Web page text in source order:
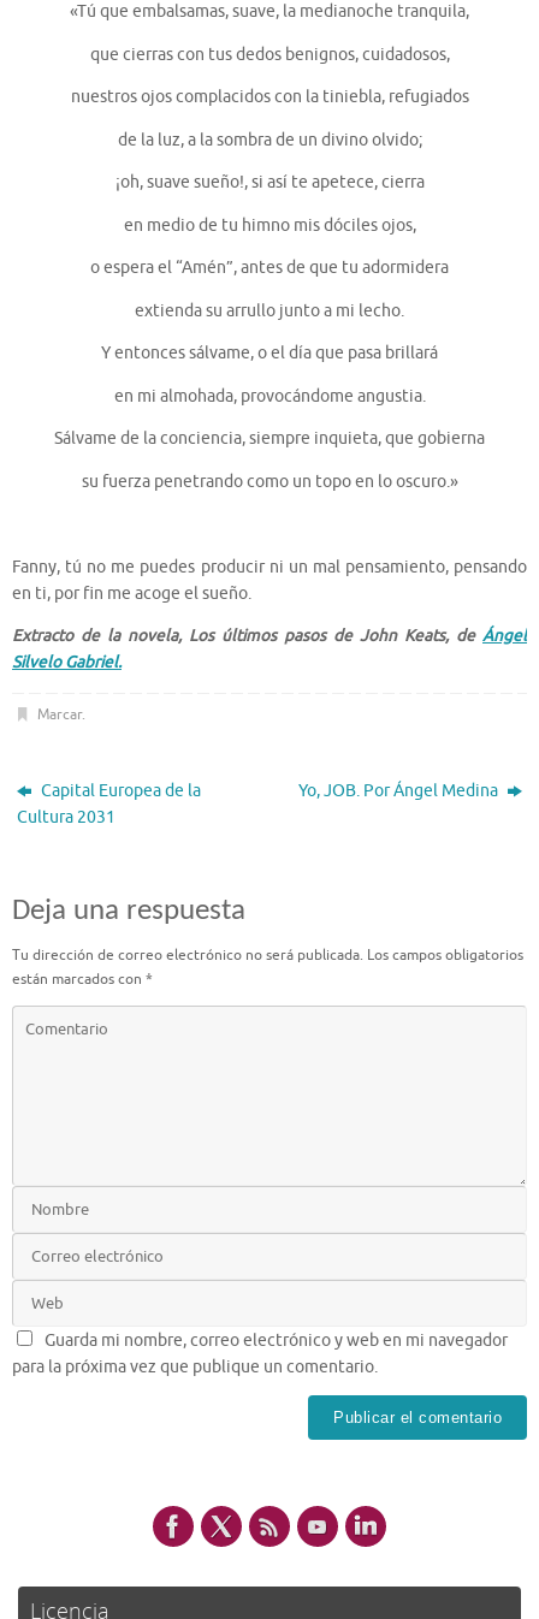
«Tú que embalsamas, suave, la medianoche tranquila,
que cierras con tus dedos benignos, cuidadosos,
nuestros ojos complacidos con la tiniebla, refugiados
de la luz, a la sombra de un divino olvido;
¡oh, suave sueño!, si así te apetece, cierra
en medio de tu himno mis dóciles ojos,
o espera el “Amén”, antes de que tu adormidera
extienda su arrullo junto a mi lecho.
Y entonces sálvame, o el día que pasa brillará
en mi almohada, provocándome angustia.
Sálvame de la conciencia, siempre inquieta, que gobierna
su fuerza penetrando como un topo en lo oscuro.»
Fanny, tú no me puedes producir ni un mal pensamiento, pensando
en ti, por fin me acoge el sueño.
Extracto de la novela, Los últimos pasos de John Keats, de Ángel
Silvelo Gabriel.
Marcar.
Capital Europea de la
Cultura 2031
Yo, JOB. Por Ángel Medina
Deja una respuesta
Tu dirección de correo electrónico no será publicada. Los campos obligatorios
están marcados con *
Guarda mi nombre, correo electrónico y web en mi navegador
para la próxima vez que publique un comentario.
Licencia